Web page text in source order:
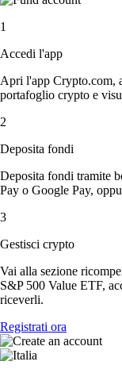
1
Accedi l'app
Apri l'app Crypto.com,
portafoglio crypto e
2
Deposita fondi
Deposita fondi tramite
Pay o Google Pay,
3
Gestisci crypto
Vai alla sezione
S&P 500 Value ETF,
riceverli.
Registrati ora